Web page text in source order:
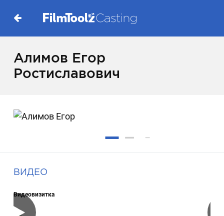
Алимов Егор
Ростиславович
ВИДЕО
Видеовизитка